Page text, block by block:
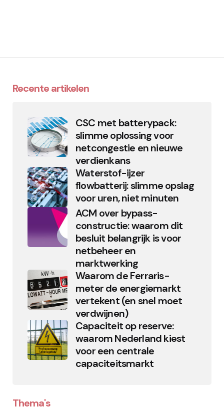
Recente artikelen
CSC met batterypack:
slimme oplossing voor
netcongestie en nieuwe
verdienkans
Waterstof-ijzer
flowbatterij: slimme opslag
voor uren, niet minuten
ACM over bypass-
constructie: waarom dit
besluit belangrijk is voor
netbeheer en
marktwerking
Waarom de Ferraris-
meter de energiemarkt
vertekent (en snel moet
verdwijnen)
Capaciteit op reserve:
waarom Nederland kiest
voor een centrale
capaciteitsmarkt
Thema's